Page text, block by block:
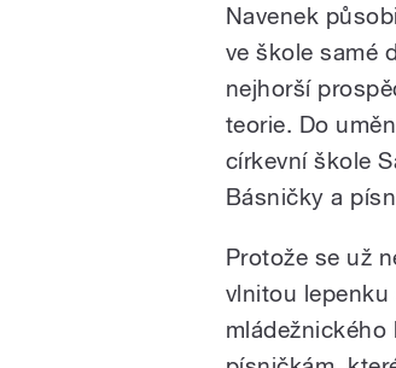
Navenek
ve škole samé
nejhorší
teorie. Do
církevní škole
Básničky a
Protože se už
vlnitou lepenku